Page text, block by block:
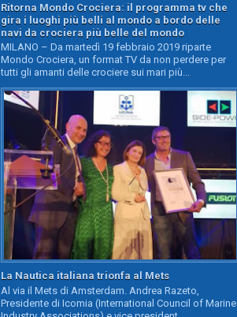
Ritorna Mondo Crociera: il programma tv che
gira i luoghi più belli al mondo a bordo delle
navi da crociera più belle del mondo
MILANO – Da martedì 19 febbraio 2019 riparte
Mondo Crociera, un format TV da non perdere per
tutti gli amanti delle crociere sui mari più...
La Nautica italiana trionfa al Mets
Al via il Mets di Amsterdam. Andrea Razeto,
Presidente di Icomia (International Council of Marine